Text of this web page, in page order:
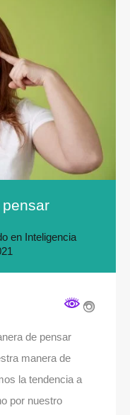
en Inteligencia
de pensar
manera de
la tendencia a
por nuestro